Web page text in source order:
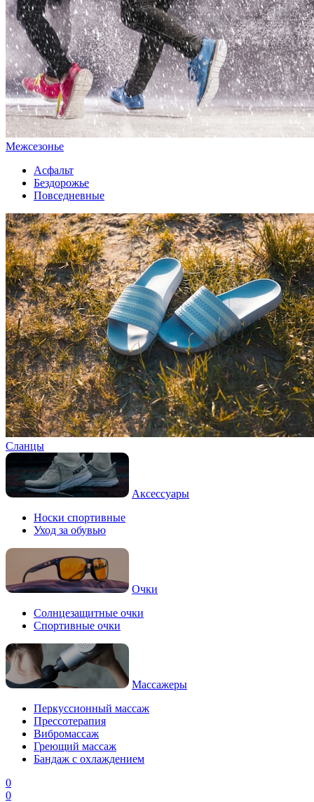
Межсезонье
Асфальт
Бездорожье
Повседневные
Сланцы
Аксессуары
Носки спортивные
Уход за обувью
Очки
Солнцезащитные очки
Спортивные очки
Массажеры
Перкуссионный массаж
Прессотерапия
Вибромассаж
Греющий массаж
Бандаж с охлаждением
0
0